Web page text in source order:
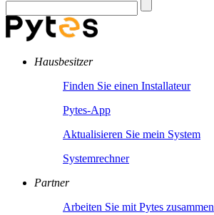
Hausbesitzer
Finden Sie einen Installateur
Pytes-App
Aktualisieren Sie mein System
Systemrechner
Partner
Arbeiten Sie mit Pytes zusammen